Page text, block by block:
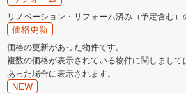
リノベーション・リフォーム済み（予定含む）
価格更新
価格の更新があった物件です。
複数の価格が表示されている物件に関しまし
あった場合に表示されます。
NEW